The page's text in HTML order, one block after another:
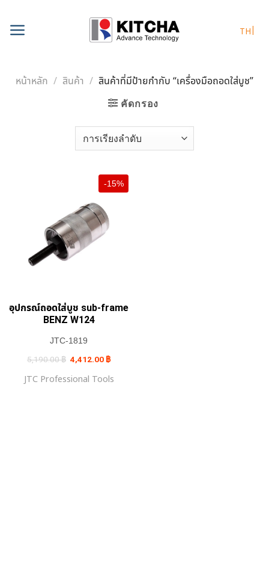
content
TH
หน้าหลัก / สินค้า / สินค้าที่มีป้ายกำกับ “เครื่องมือถอดใส่บูช”
คัดกรอง
-15%
อุปกรณ์ถอดใส่บูช sub-frame
BENZ W124
JTC-1819
5,190.00฿ Original
price
5,190.00 ฿.
4,412.00 ฿Current
price
4,412.00 ฿.
JTC Professional Tools